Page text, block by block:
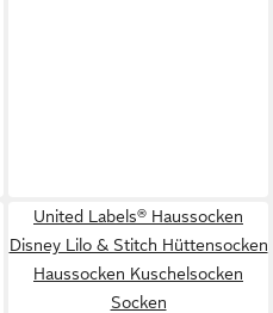
United Labels® Haussocken
Disney Lilo & Stitch Hüttensocken
Haussocken Kuschelsocken
Socken